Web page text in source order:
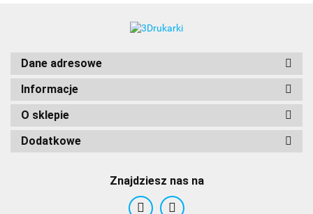
Dane adresowe
Informacje
O sklepie
Dodatkowe
Znajdziesz nas na